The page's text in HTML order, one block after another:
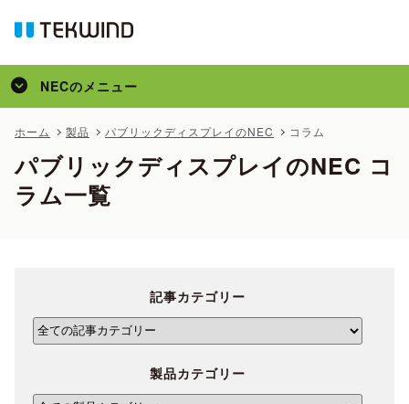
NECのメニュー
トップ
製品
コラム
ホーム 製品 パブリックディスプレイのNEC コラム
パブリックディスプレイのNEC コ
ラム一覧
記事カテゴリー
製品カテゴリー